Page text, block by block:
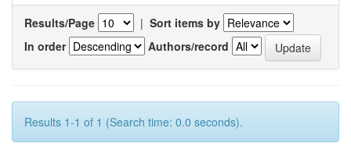
Results/Page | Sort items by
In order
Authors/record
Results 1-1 of 1 (Search time: 0.0 seconds).